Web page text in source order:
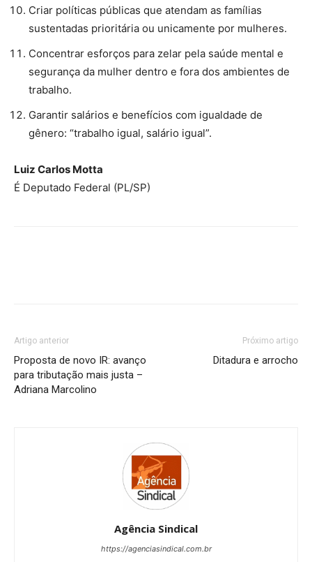
Criar políticas públicas que atendam as famílias
sustentadas prioritária ou unicamente por mulheres.
Concentrar esforços para zelar pela saúde mental e
segurança da mulher dentro e fora dos ambientes de
trabalho.
Garantir salários e benefícios com igualdade de
gênero: “trabalho igual, salário igual”.
Luiz Carlos Motta
É Deputado Federal (PL/SP)
Artigo anterior
Proposta de novo IR: avanço
para tributação mais justa –
Adriana Marcolino
Próximo artigo
Ditadura e arrocho
Agência Sindical
https://agenciasindical.com.br